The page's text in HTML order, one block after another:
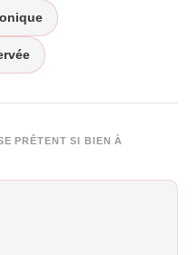
PRÊTENT SI BIEN À